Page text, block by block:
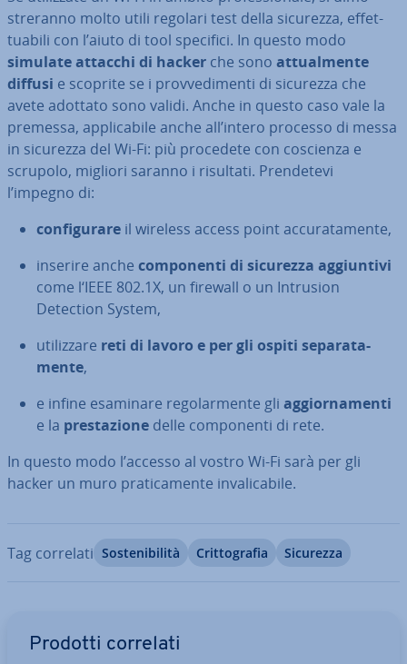
stre­ran­no molto utili regolari test della sicurezza, ef­fet­
tua­bi­li con l’aiuto di tool specifici. In questo modo
simulate attacchi di hacker che sono at­tual­men­te
diffusi e scoprite se i prov­ve­di­men­ti di sicurezza che
avete adottato sono validi. Anche in questo caso vale la
premessa, ap­pli­ca­bi­le anche all’intero processo di messa
in sicurezza del Wi-Fi: più procedete con coscienza e
scrupolo, migliori saranno i risultati. Pren­de­te­vi
l’impegno di:
con­fi­gu­ra­re il wireless access point ac­cu­ra­ta­men­te,
inserire anche com­po­nen­ti di sicurezza ag­giun­ti­vi
come l‘IEEE 802.1X, un firewall o un Intrusion
Detection System,
uti­liz­za­re reti di lavoro e per gli ospiti se­pa­ra­ta­
men­te,
e infine esaminare re­go­lar­men­te gli ag­gior­na­men­ti
e la pre­sta­zio­ne delle com­po­nen­ti di rete.
In questo modo l’accesso al vostro Wi-Fi sarà per gli
hacker un muro pra­ti­ca­men­te in­va­li­ca­bi­le.
Tag correlati So­ste­ni­bi­li­tà Crit­to­gra­fia Sicurezza
Prodotti correlati